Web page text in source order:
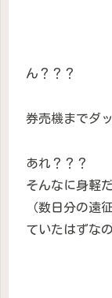
ん？？？
券売機までダ
あれ？？？
そんなに身軽
（数日分の遠
ていたはずな